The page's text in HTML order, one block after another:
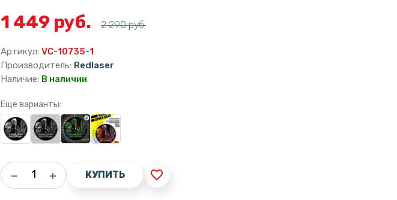
1 449 руб. 2 290 руб.
Артикул: VC-10735-1
Производитель: Redlaser
Наличие: В наличии
Еще варианты:
КУПИТЬ favorite_border